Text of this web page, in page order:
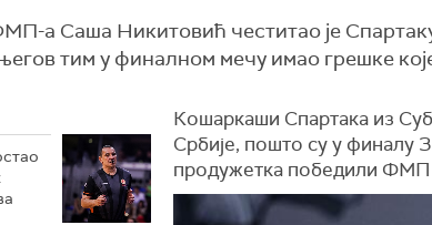
а Саша Никитовић честитао је
тим у финалном мечу имао грешке
Кошаркаши Спартака из
Србије, пошто су у финалу
продужетка победили ФМП